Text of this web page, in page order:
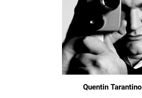
Quentin Tarantino